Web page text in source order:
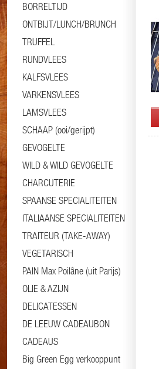
BORRELTIJD
ONTBIJT/LUNCH/BRUNCH
TRUFFEL
RUNDVLEES
KALFSVLEES
VARKENSVLEES
LAMSVLEES
SCHAAP (ooi/gerijpt)
GEVOGELTE
WILD & WILD GEVOGELTE
CHARCUTERIE
SPAANSE SPECIALITEITEN
ITALIAANSE SPECIALITEITEN
TRAITEUR (TAKE-AWAY)
VEGETARISCH
PAIN Max Poilâne (uit Parijs)
OLIE & AZIJN
DELICATESSEN
DE LEEUW CADEAUBON
CADEAUS
Big Green Egg verkooppunt